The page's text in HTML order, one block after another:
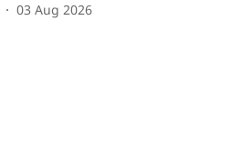
03 Aug 2026